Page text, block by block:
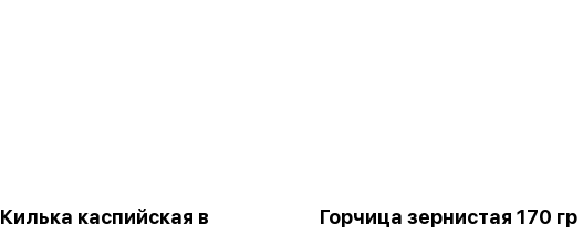
Килька каспийская в
Горчица зернистая 170 гр